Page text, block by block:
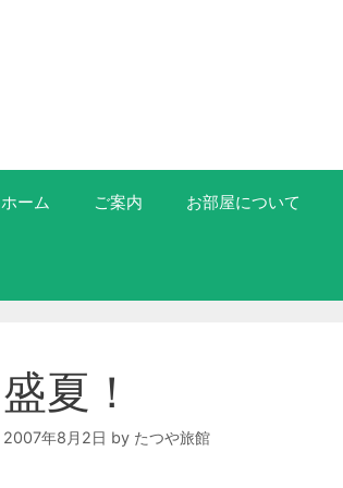
ホーム ご案内 お部屋について
盛夏！
2007年8月2日 by たつや旅館